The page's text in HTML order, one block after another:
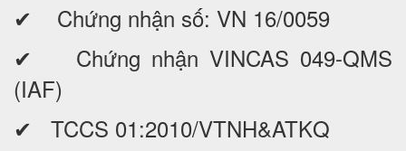
✔ Chứng nhận số: VN 16/0059
✔ Chứng nhận VINCAS 049-QMS
(IAF)
✔ TCCS 01:2010/VTNH&ATKQ